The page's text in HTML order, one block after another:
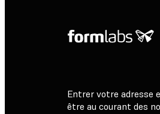
Entrer votre adresse
être au courant des